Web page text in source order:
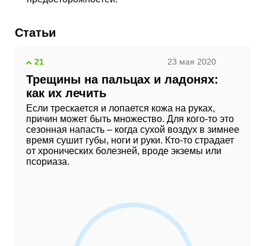
Статьи
21 23 мая 2020
Трещины на пальцах и ладонях:
как их лечить
Если трескается и лопается кожа на руках,
причин может быть множество. Для кого-то это
сезонная напасть – когда сухой воздух в зимнее
время сушит губы, ноги и руки. Кто-то страдает
от хронических болезней, вроде экземы или
псориаза.